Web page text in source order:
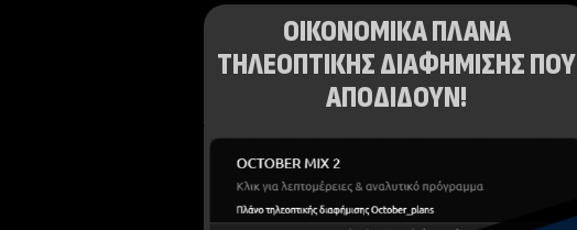
ΟΙΚΟΝΟΜΙΚΑ ΠΛΑΝΑ
ΤΗΛΕΟΠΤΙΚΗΣ ΔΙΑΦΗΜΙΣΗΣ ΠΟΥ
ΑΠΟΔΙΔΟΥΝ!